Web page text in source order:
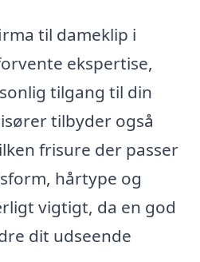
til dameklip i
ekspertise,
tilgang til din
tilbyder også
frisure der passer
hårtype og
vigtigt, da en god
dit udseende